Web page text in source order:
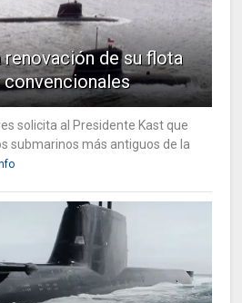
renovación de su flota
solicita al Presidente Kast que
submarinos más antiguos de la